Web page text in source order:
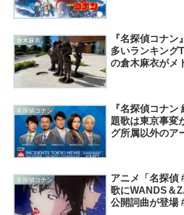
倉木麻衣
『名探偵コナ
多いランキング
の倉木麻衣がメ
名探偵コナン
『名探偵コナ
題歌は東京事変
グ所属以外のア
名探偵コナン
アニメ「名探偵
歌にWANDS＆
公開詞曲が登場